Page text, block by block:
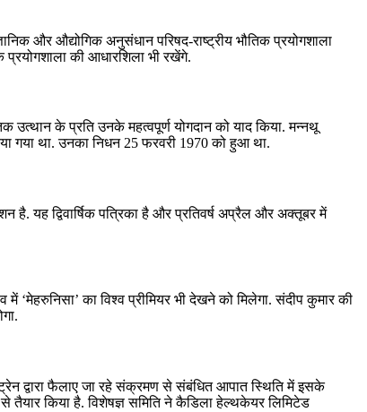
और औद्योगिक अनुसंधान परिषद-राष्ट्रीय भौतिक प्रयोगशाला
की आधारशिला भी रखेंगे.
उत्‍थान के प्रति उनके महत्‍वपूर्ण योगदान को याद किया. मन्‍नथू
गया था. उनका निधन 25 फरवरी 1970 को हुआ था.
यह द्विवार्षिक पत्रिका है और प्रतिवर्ष अप्रैल और अक्तूबर में
‘मेहरुनिसा’ का विश्व प्रीमियर भी देखने को मिलेगा. संदीप कुमार की
द्वारा फैलाए जा रहे संक्रमण से संबंधि‍त आपात स्थिति में इसके
तैयार किया है. विशेषज्ञ समिति ने कैडिला हेल्‍थकेयर लिमिटेड